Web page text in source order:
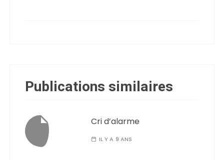
Publications similaires
Cri d’alarme
IL Y A 9 ANS